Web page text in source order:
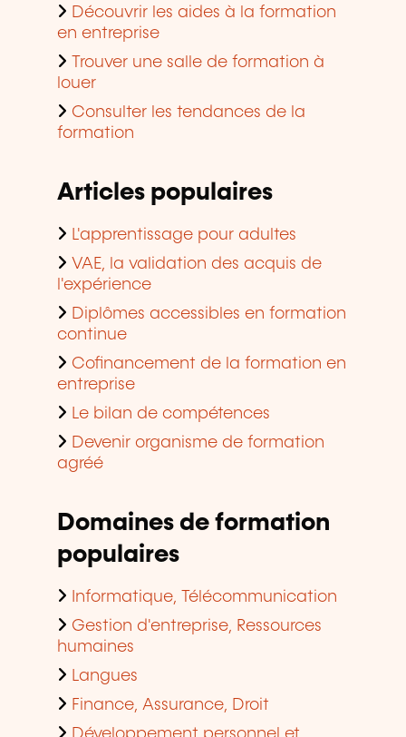
Découvrir les aides à la formation
en entreprise
Trouver une salle de formation à
louer
Consulter les tendances de la
formation
Articles populaires
L'apprentissage pour adultes
VAE, la validation des acquis de
l'expérience
Diplômes accessibles en formation
continue
Cofinancement de la formation en
entreprise
Le bilan de compétences
Devenir organisme de formation
agréé
Domaines de formation
populaires
Informatique, Télécommunication
Gestion d'entreprise, Ressources
humaines
Langues
Finance, Assurance, Droit